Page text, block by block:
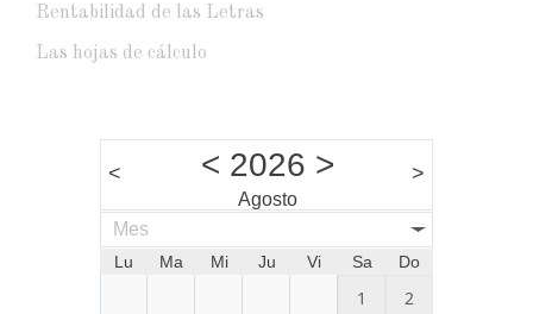
Rentabilidad de las Letras
Las hojas de cálculo
< < 2026 >
Agosto
>
Mes
Lu Ma Mi Ju Vi Sa Do
1 2